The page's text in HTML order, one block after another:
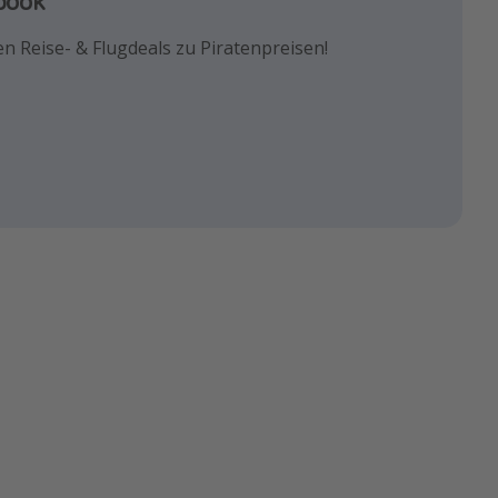
Reise- & Flugdeals zu Piratenpreisen!
die besten Reisehacks!